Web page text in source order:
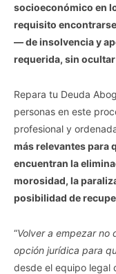
socioeconómico en
requisito
— de insolvencia y
requerida, sin
Repara tu Deuda
personas en este
profesional y
más relevantes para
encuentran la
morosidad, la
posibilidad de
“Volver a empezar no
opción jurídica para
desde el equipo legal